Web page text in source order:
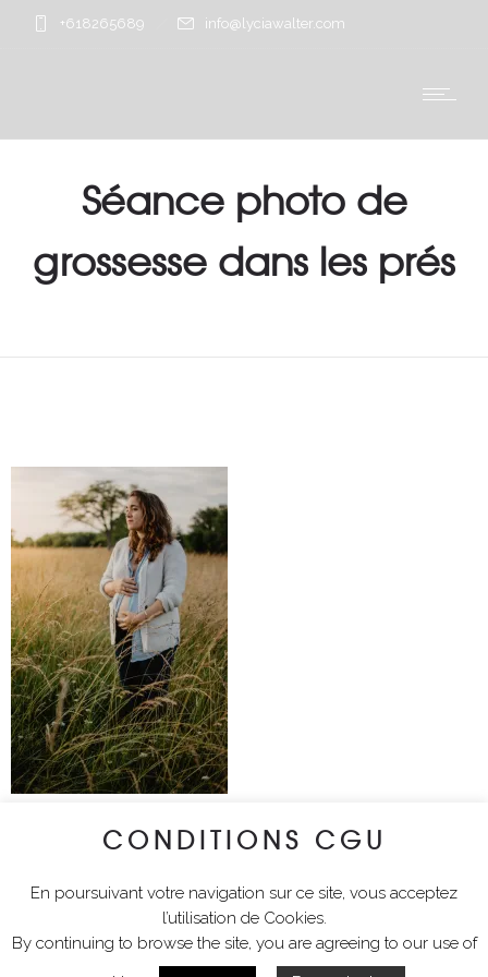
+618265689 info@lyciawalter.com
Séance photo de
grossesse dans les prés
lyciawalterimages
CONDITIONS CGU
En poursuivant votre navigation sur ce site, vous acceptez
l’utilisation de Cookies.
By continuing to browse the site, you are agreeing to our use of